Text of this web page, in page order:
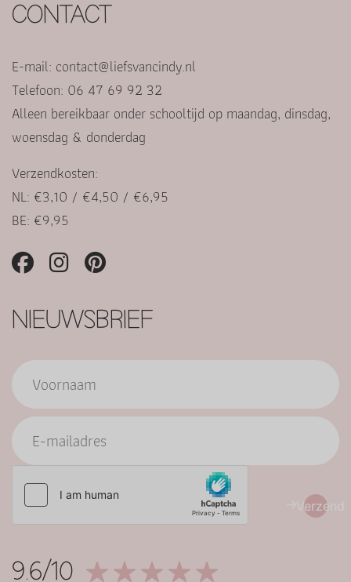
CONTACT
E-mail: contact@liefsvancindy.nl
Telefoon: 06 47 69 92 32
Alleen bereikbaar onder schooltijd op maandag, dinsdag,
woensdag & donderdag
Verzendkosten:
NL: €3,10 / €4,50 / €6,95
BE: €9,95
NIEUWSBRIEF
Verzend
9.6/10